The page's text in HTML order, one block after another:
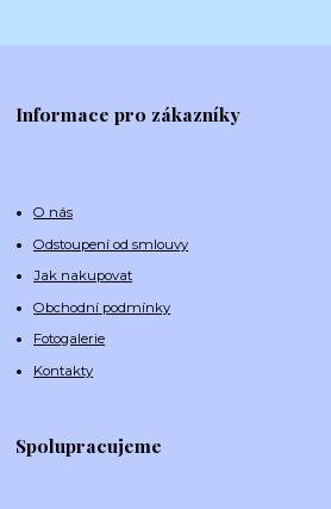
Informace pro zákazníky
O nás
Odstoupení od smlouvy
Jak nakupovat
Obchodní podmínky
Fotogalerie
Kontakty
Spolupracujeme